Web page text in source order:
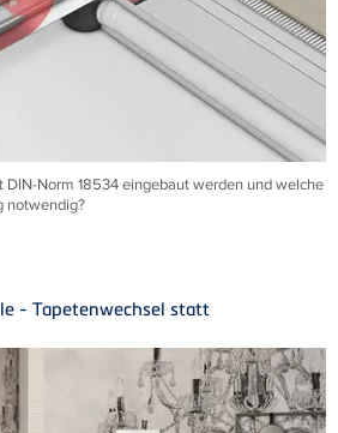
DIN-Norm 18534 eingebaut werden und welche
notwendig?
- Tapetenwechsel statt